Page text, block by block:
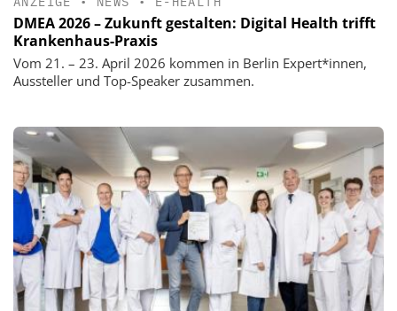
DMEA 2026 – Zukunft gestalten: Digital Health trifft
Krankenhaus-Praxis
Vom 21. – 23. April 2026 kommen in Berlin Expert*innen,
Aussteller und Top-Speaker zusammen.